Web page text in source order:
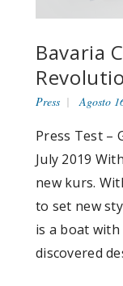
Bavaria
Press Agosto
Press Test –
July 2019
new kurs.
to set new
is a boat
discovered